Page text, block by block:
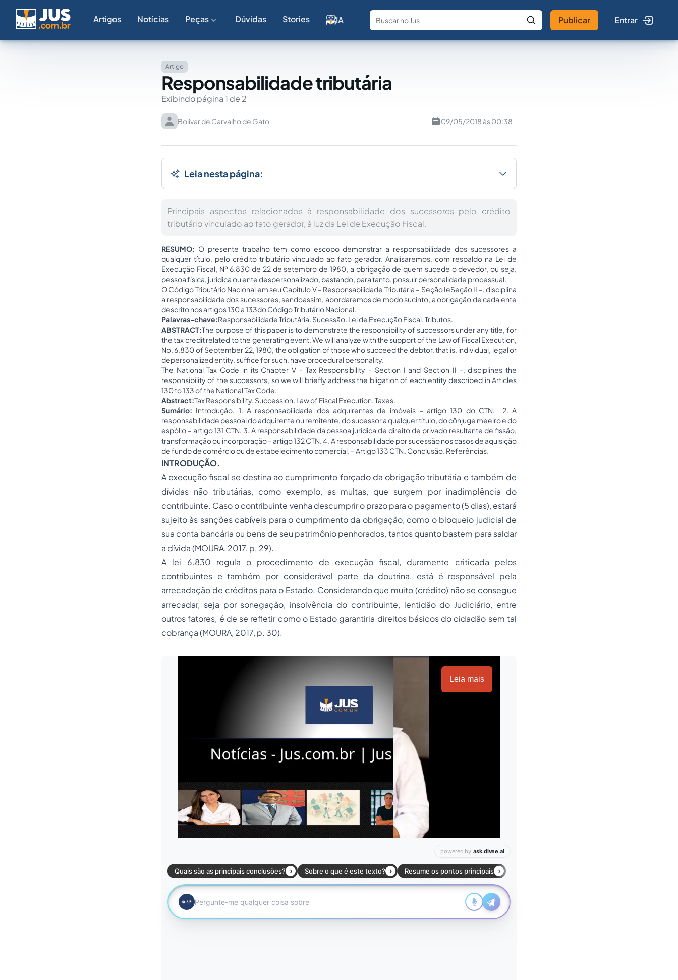
Artigos Notícias Peças Dúvidas Stories IA
Fale com a IA Buscar no Jus
Publicar Entrar
Artigo
Responsabilidade tributária
Exibindo página 1 de 2
Bolívar de Carvalho de Gato 09/05/2018 às 00:38
Leia nesta página:
Principais aspectos relacionados à responsabilidade dos sucessores pelo crédito
tributário vinculado ao fato gerador, à luz da Lei de Execução Fiscal.
RESUMO: O presente trabalho tem como escopo demonstrar a responsabilidade dos sucessores a
qualquer título, pelo crédito tributário vinculado ao fato gerador. Analisaremos, com respaldo na Lei de
Execução Fiscal, Nº 6.830 de 22 de setembro de 1980, a obrigação de quem sucede o devedor, ou seja,
pessoa física, jurídica ou ente despersonalizado, bastando, para tanto, possuir personalidade processual.
O Código Tributário Nacional em seu Capítulo V – Responsabilidade Tributária – Seção IeSeção II –, disciplina
a responsabilidade dos sucessores, sendoassim, abordaremos de modo sucinto, a obrigação de cada ente
descrito nos artigos 130 a 133do Código Tributário Nacional.
Palavras-chave:Responsabilidade Tributária. Sucessão. Lei de Execução Fiscal. Tributos.
ABSTRACT:The purpose of this paper is to demonstrate the responsibility of successors under any title, for
the tax credit related to the generating event. We will analyze with the support of the Law of Fiscal Execution,
No. 6.830 of September 22, 1980, the obligation of those who succeed the debtor, that is, individual, legal or
depersonalized entity, suffice for such, have procedural personality.
The National Tax Code in its Chapter V - Tax Responsibility - Section I and Section II -, disciplines the
responsibility of the successors, so we will briefly address the bligation of each entity described in Articles
130 to 133 of the National Tax Code.
Abstract:Tax Responsibility. Succession. Law of Fiscal Execution. Taxes.
Sumário: Introdução. 1. A responsabilidade dos adquirentes de imóveis – artigo 130 do CTN. 2. A
responsabilidade pessoal do adquirente ou remitente, do sucessor a qualquer título, do cônjuge meeiro e do
espólio – artigo 131 CTN. 3. A responsabilidade da pessoa jurídica de direito de privado resultante de fissão,
transformação ou incorporação – artigo 132 CTN. 4. A responsabilidade por sucessão nos casos de aquisição
de fundo de comércio ou de estabelecimento comercial. – Artigo 133 CTN. Conclusão. Referências.
INTRODUÇÃO.
A execução fiscal se destina ao cumprimento forçado da obrigação tributária e também de
dívidas não tributárias, como exemplo, as multas, que surgem por inadimplência do
contribuinte. Caso o contribuinte venha descumprir o prazo para o pagamento (5 dias), estará
sujeito às sanções cabíveis para o cumprimento da obrigação, como o bloqueio judicial de
sua conta bancária ou bens de seu patrimônio penhorados, tantos quanto bastem para saldar
a dívida (MOURA, 2017, p. 29).
A lei 6.830 regula o procedimento de execução fiscal, duramente criticada pelos
contribuintes e também por considerável parte da doutrina, está é responsável pela
arrecadação de créditos para o Estado. Considerando que muito (crédito) não se consegue
arrecadar, seja por sonegação, insolvência do contribuinte, lentidão do Judiciário, entre
outros fatores, é de se refletir como o Estado garantiria direitos básicos do cidadão sem tal
cobrança (MOURA, 2017, p. 30).
Leia mais